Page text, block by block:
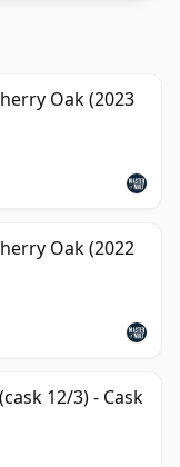
Oak (2023
Oak (2022
12/3) - Cask